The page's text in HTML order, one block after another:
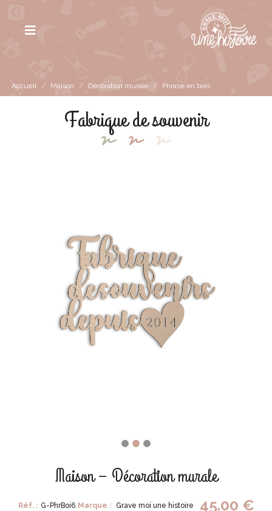
Accueil / Maison / Décoration murale / Phrase en bois
Fabrique de souvenir
Maison – Décoration murale
Réf. : G-PhrBoi6 Marque : Grave moi une histoire 45.00 €